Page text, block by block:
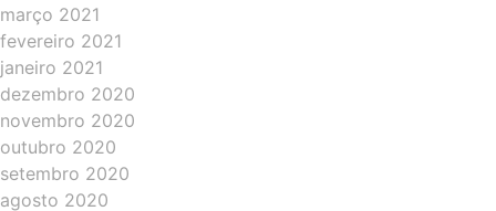
março 2021
fevereiro 2021
janeiro 2021
dezembro 2020
novembro 2020
outubro 2020
setembro 2020
agosto 2020